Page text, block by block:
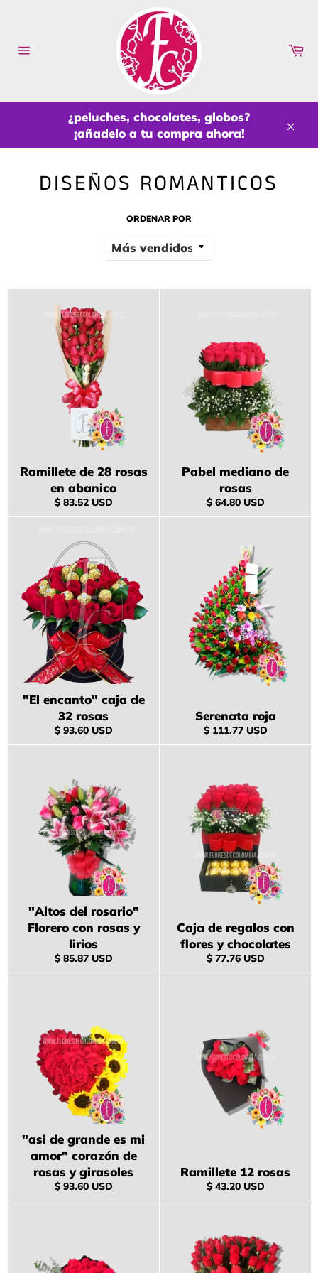
contenido
¿peluches, chocolates, globos?
¡añadelo a tu compra ahora!
DISEÑOS ROMANTICOS
ORDENAR POR
Ramillete de 28 rosas
en abanico
Precio
habitual
$ 83.52 USD
Pabel mediano de
rosas
Precio
habitual
$ 64.80 USD
"El encanto" caja de
32 rosas
Precio
habitual
$ 93.60 USD
Serenata roja
Precio
habitual
$ 111.77 USD
"Altos del rosario"
Florero con rosas y
lirios
Precio
habitual
$ 85.87 USD
Caja de regalos con
flores y chocolates
Precio
habitual
$ 77.76 USD
"asi de grande es mi
amor" corazón de
rosas y girasoles
Precio
habitual
$ 93.60 USD
Ramillete 12 rosas
Precio
habitual
$ 43.20 USD